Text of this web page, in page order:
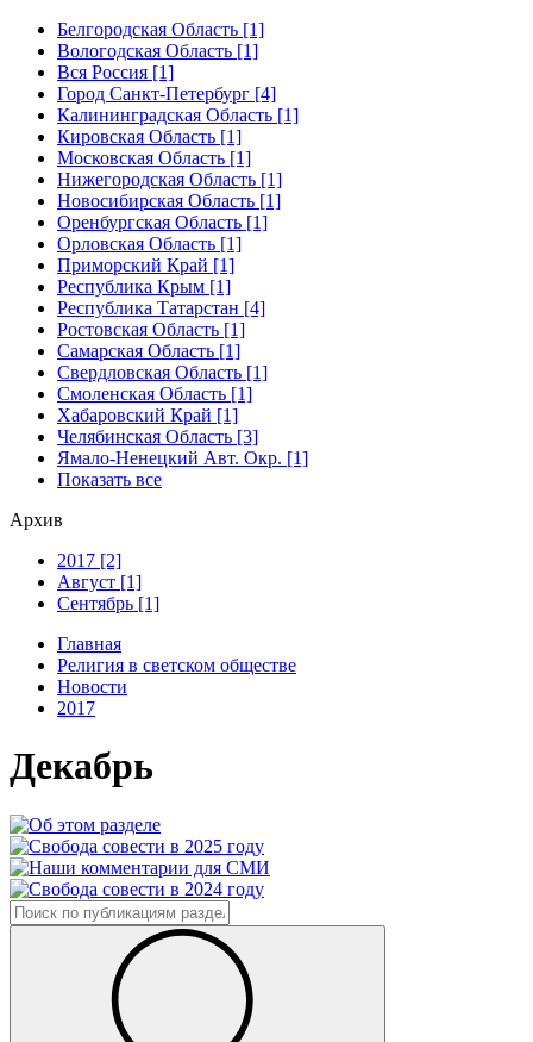
Белгородская Область [1]
Вологодская Область [1]
Вся Россия [1]
Город Санкт-Петербург [4]
Калининградская Область [1]
Кировская Область [1]
Московская Область [1]
Нижегородская Область [1]
Новосибирская Область [1]
Оренбургская Область [1]
Орловская Область [1]
Приморский Край [1]
Республика Крым [1]
Республика Татарстан [4]
Ростовская Область [1]
Самарская Область [1]
Свердловская Область [1]
Смоленская Область [1]
Хабаровский Край [1]
Челябинская Область [3]
Ямало-Ненецкий Авт. Окр. [1]
Показать все
Архив
2017 [2]
Август [1]
Сентябрь [1]
Главная
Религия в светском обществе
Новости
2017
Декабрь